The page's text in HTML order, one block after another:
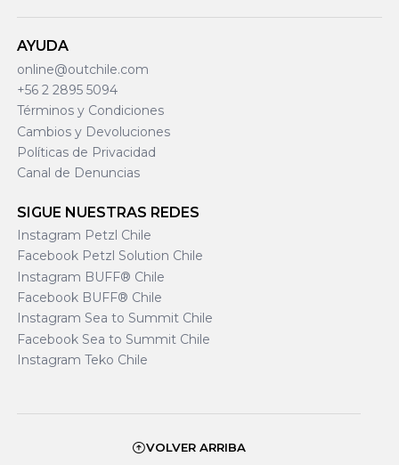
AYUDA
online@outchile.com
+56 2 2895 5094
Términos y Condiciones
Cambios y Devoluciones
Políticas de Privacidad
Canal de Denuncias
SIGUE NUESTRAS REDES
Instagram Petzl Chile
Facebook Petzl Solution Chile
Instagram BUFF® Chile
Facebook BUFF® Chile
Instagram Sea to Summit Chile
Facebook Sea to Summit Chile
Instagram Teko Chile
VOLVER ARRIBA